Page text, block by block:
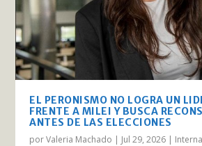
EL PERONISMO NO LOGRA UN
FRENTE A MILEI Y BUSCA
ANTES DE LAS ELECCIONES
porValeria Machado | Jul 29, 2026 |